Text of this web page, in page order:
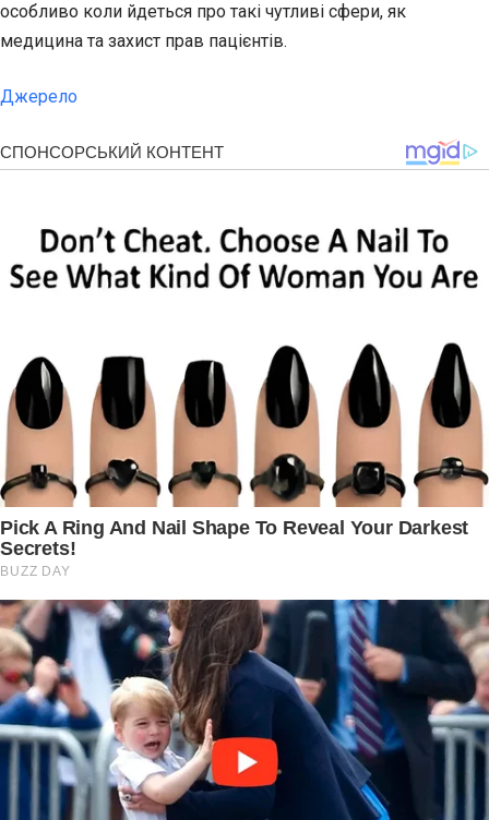
особливо коли йдеться про такі чутливі сфери, як
медицина та захист прав пацієнтів.
Джерело